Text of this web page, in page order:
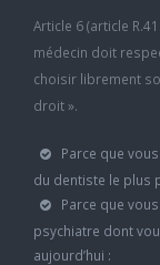
Article 6 (article
médecin doit
choisir librement
droit ».
Parce que
du dentiste le plus
Parce que
psychiatre dont
aujourd’hui :